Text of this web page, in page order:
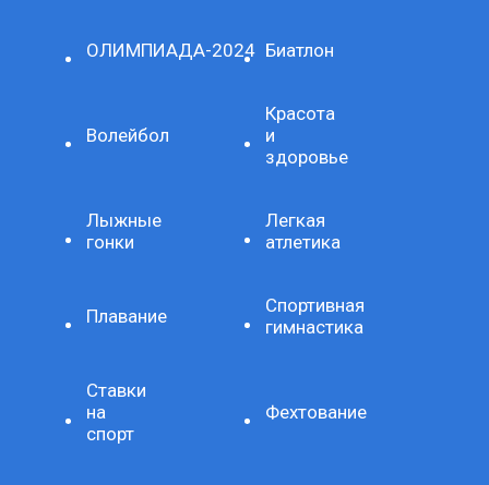
ОЛИМПИАДА-2024 Биатлон
Волейбол
Красота
и
здоровье
Лыжные
гонки
Легкая
атлетика
Плавание
Спортивная
гимнастика
Ставки
на
спорт
Фехтование